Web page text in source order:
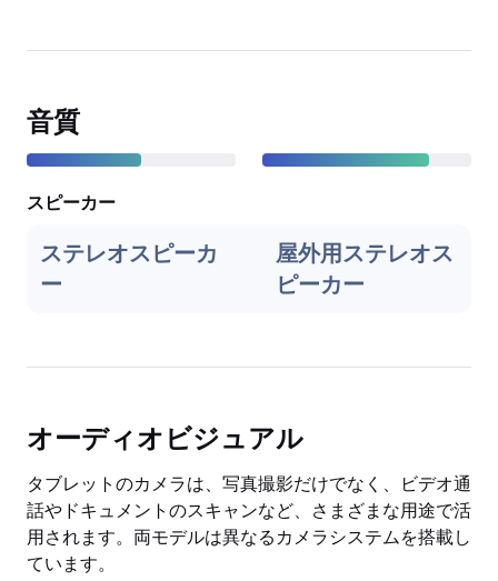
音質
スピーカー
ステレオスピーカ
ー
屋外用ステレオス
ピーカー
オーディオビジュアル
タブレットのカメラは、写真撮影だけでなく、ビデオ通
話やドキュメントのスキャンなど、さまざまな用途で活
用されます。両モデルは異なるカメラシステムを搭載し
ています。